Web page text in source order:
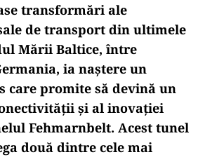
transformări ale
de transport din ultimele
Mării Baltice, între
ia naștere un
care promite să devină un
și al inovației
Fehmarnbelt. Acest tunel
două dintre cele mai